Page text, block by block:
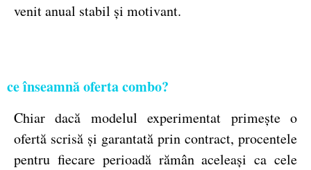
venit anual stabil și motivant.
ce înseamnă oferta combo?
Chiar dacă modelul experimentat primește o
ofertă scrisă și garantată prin contract, procentele
pentru fiecare perioadă rămân aceleași ca cele